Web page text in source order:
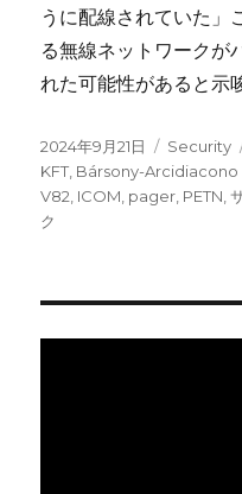
うに配線されていた」
る無線ネットワークが
れた可能性があると
投
稿
日:
2024年9月21日
カ
テ
ゴ
Security
KFT, Bársony-Arcidiacono
V82, ICOM, pager, PETN,
ク